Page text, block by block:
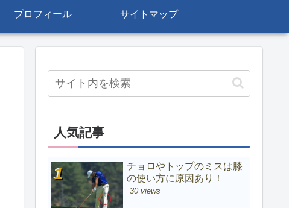
プロフィール サイトマップ
人気記事
チョロやトップのミスは膝
の使い方に原因あり！
30 views